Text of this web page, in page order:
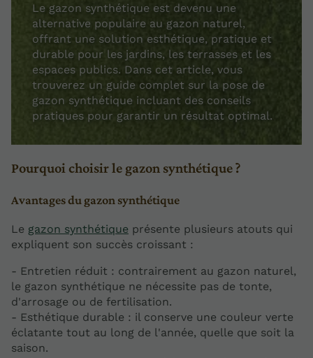
Le gazon synthétique est devenu une
alternative populaire au gazon naturel,
offrant une solution esthétique, pratique et
durable pour les jardins, les terrasses et les
espaces publics. Dans cet article, vous
trouverez un guide complet sur la pose de
gazon synthétique incluant des conseils
pratiques pour garantir un résultat optimal.
Pourquoi choisir le gazon synthétique ?
Avantages du gazon synthétique
Le gazon synthétique présente plusieurs atouts qui
expliquent son succès croissant :
- Entretien réduit : contrairement au gazon naturel,
le gazon synthétique ne nécessite pas de tonte,
d'arrosage ou de fertilisation.
- Esthétique durable : il conserve une couleur verte
éclatante tout au long de l'année, quelle que soit la
saison.